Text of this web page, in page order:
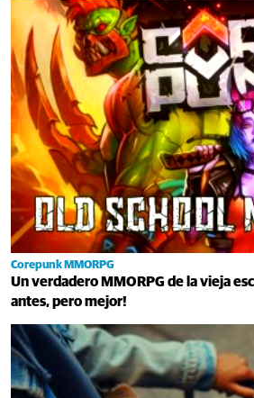
Corepunk MMORPG
Un verdadero MMORPG de la vieja
antes, pero mejor!